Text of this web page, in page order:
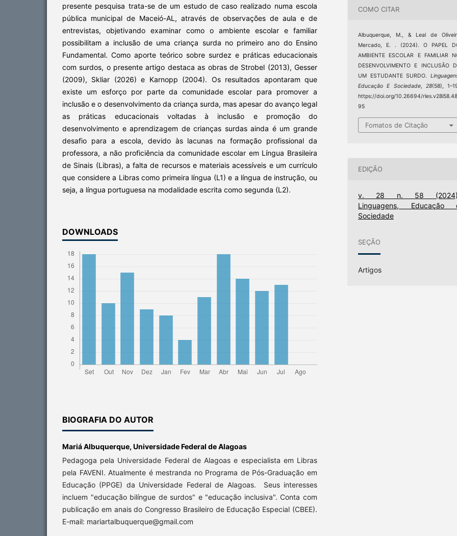
presente pesquisa trata-se de um estudo de caso realizado numa escola
pública municipal de Maceió-AL, através de observações de aula e de
entrevistas, objetivando examinar como o ambiente escolar e familiar
possibilitam a inclusão de uma criança surda no primeiro ano do Ensino
Fundamental. Como aporte teórico sobre surdez e práticas educacionais
com surdos, o presente artigo destaca as obras de Strobel (2013), Gesser
(2009), Skliar (2026) e Karnopp (2004). Os resultados apontaram que
existe um esforço por parte da comunidade escolar para promover a
inclusão e o desenvolvimento da criança surda, mas apesar do avanço legal
as práticas educacionais voltadas à inclusão e promoção do
desenvolvimento e aprendizagem de crianças surdas ainda é um grande
desafio para a escola, devido às lacunas na formação profissional da
professora, a não proficiência da comunidade escolar em Língua Brasileira
de Sinais (Libras), a falta de recursos e materiais acessíveis e um currículo
que considere a Libras como primeira língua (L1) e a língua de instrução, ou
seja, a língua portuguesa na modalidade escrita como segunda (L2).
DOWNLOADS
BIOGRAFIA DO AUTOR
Mariá Albuquerque, Universidade Federal de Alagoas
Pedagoga pela Universidade Federal de Alagoas e especialista em Libras
pela FAVENI. Atualmente é mestranda no Programa de Pós-Graduação em
Educação (PPGE) da Universidade Federal de Alagoas. Seus interesses
incluem "educação bilíngue de surdos" e "educação inclusiva". Conta com
publicação em anais do Congresso Brasileiro de Educação Especial (CBEE).
E-mail: mariartalbuquerque@gmail.com
COMO CITAR
Albuquerque, M., & Leal de
Mercado, E. . (2024). O PAPEL
AMBIENTE ESCOLAR E FAMILIAR
DESENVOLVIMENTO E INCLUSÃO
UM ESTUDANTE SURDO.
Educação E Sociedade, 28(58),
https://doi.org/10.26694/
95
Fomatos de Citação
EDIÇÃO
v. 28 n. 58
Linguagens, Educação
Sociedade
SEÇÃO
Artigos